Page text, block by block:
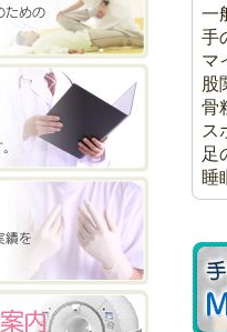
一
手
マ
股
骨
ス
足
睡